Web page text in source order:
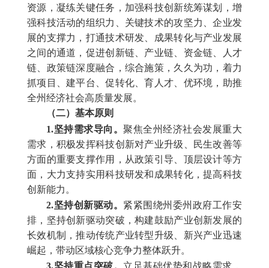
资源，凝练关键任务，加强科技创新统筹谋划，增
强科技活动的组织力、关键技术的攻坚力、企业发
展的支撑力，打通技术研发、成果转化与产业发展
之间的通道，促进创新链、产业链、资金链、人才
链、政策链深度融合，综合施策，久久为功，着力
抓项目、建平台、促转化、育人才、优环境，助推
全州经济社会高质量发展。
（二）基本原则
1.坚持需求导向。聚焦全州经济社会发展重大
需求，积极发挥科技创新对产业升级、民生改善等
方面的重要支撑作用，从政策引导、顶层设计等方
面，大力支持实用科技研发和成果转化，提高科技
创新能力。
2.坚持创新驱动。 紧紧围绕州委州政府工作安
排，坚持创新驱动突破，构建鼓励产业创新发展的
长效机制，推动传统产业转型升级、新兴产业迅速
崛起，带动区域核心竞争力整体跃升。
3.坚持重点突破。 立足基础优势和战略需求，